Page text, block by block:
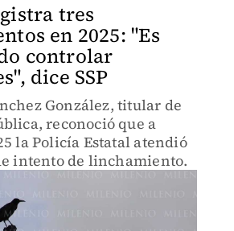
tres
en 2025: "Es
controlar
dice SSP
González, titular de
reconoció que a
la Policía Estatal atendió
intento de linchamiento.